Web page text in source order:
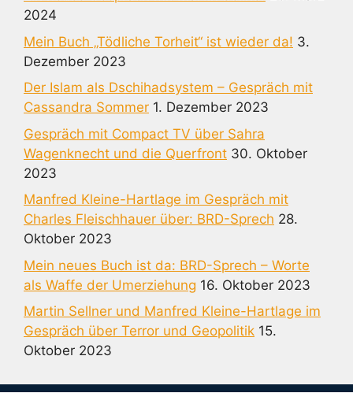
2024
Mein Buch „Tödliche Torheit“ ist wieder da! 3.
Dezember 2023
Der Islam als Dschihadsystem – Gespräch mit
Cassandra Sommer 1. Dezember 2023
Gespräch mit Compact TV über Sahra
Wagenknecht und die Querfront 30. Oktober
2023
Manfred Kleine-Hartlage im Gespräch mit
Charles Fleischhauer über: BRD-Sprech 28.
Oktober 2023
Mein neues Buch ist da: BRD-Sprech – Worte
als Waffe der Umerziehung 16. Oktober 2023
Martin Sellner und Manfred Kleine-Hartlage im
Gespräch über Terror und Geopolitik 15.
Oktober 2023